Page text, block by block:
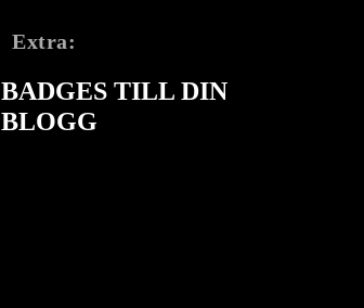
Extra:
BADGES TILL DIN
BLOGG